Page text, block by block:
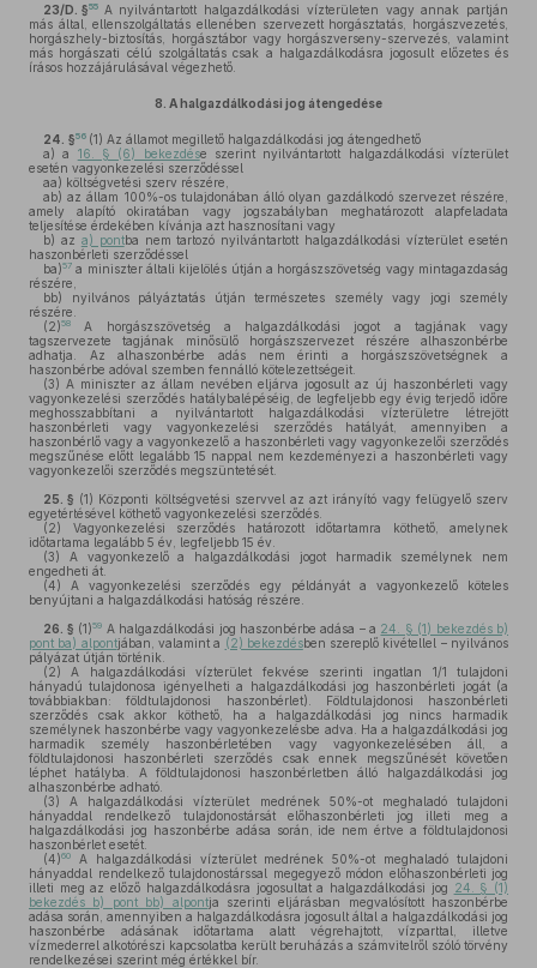
23/D. §55 A nyilvántartott halgazdálkodási vízterületen vagy annak partján
más által, ellenszolgáltatás ellenében szervezett horgásztatás, horgászvezetés,
horgászhely-biztosítás, horgásztábor vagy horgászverseny-szervezés, valamint
más horgászati célú szolgáltatás csak a halgazdálkodásra jogosult előzetes és
írásos hozzájárulásával végezhető.
8. A halgazdálkodási jog átengedése
24. §56 (1) Az államot megillető halgazdálkodási jog átengedhető
a) a 16. § (6) bekezdése szerint nyilvántartott halgazdálkodási vízterület
esetén vagyonkezelési szerződéssel
aa) költségvetési szerv részére,
ab) az állam 100%-os tulajdonában álló olyan gazdálkodó szervezet részére,
amely alapító okiratában vagy jogszabályban meghatározott alapfeladata
teljesítése érdekében kívánja azt hasznosítani vagy
b) az a) pontba nem tartozó nyilvántartott halgazdálkodási vízterület esetén
haszonbérleti szerződéssel
ba)57 a miniszter általi kijelölés útján a horgászszövetség vagy mintagazdaság
részére,
bb) nyilvános pályáztatás útján természetes személy vagy jogi személy
részére.
(2)58
A horgászszövetség a halgazdálkodási jogot a tagjának vagy
tagszervezete tagjának minősülő horgászszervezet részére alhaszonbérbe
adhatja. Az alhaszonbérbe adás nem érinti a horgászszövetségnek a
haszonbérbe adóval szemben fennálló kötelezettségeit.
(3) A miniszter az állam nevében eljárva jogosult az új haszonbérleti vagy
vagyonkezelési szerződés hatálybalépéséig, de legfeljebb egy évig terjedő időre
meghosszabbítani a nyilvántartott halgazdálkodási vízterületre létrejött
haszonbérleti vagy vagyonkezelési szerződés hatályát, amennyiben a
haszonbérlő vagy a vagyonkezelő a haszonbérleti vagy vagyonkezelői szerződés
megszűnése előtt legalább 15 nappal nem kezdeményezi a haszonbérleti vagy
vagyonkezelői szerződés megszüntetését.
25. § (1) Központi költségvetési szervvel az azt irányító vagy felügyelő szerv
egyetértésével köthető vagyonkezelési szerződés.
(2) Vagyonkezelési szerződés határozott időtartamra köthető, amelynek
időtartama legalább 5 év, legfeljebb 15 év.
(3) A vagyonkezelő a halgazdálkodási jogot harmadik személynek nem
engedheti át.
(4) A vagyonkezelési szerződés egy példányát a vagyonkezelő köteles
benyújtani a halgazdálkodási hatóság részére.
26. § (1)59 A halgazdálkodási jog haszonbérbe adása – a 24. § (1) bekezdés b)
pont ba) alpontjában, valamint a (2) bekezdésben szereplő kivétellel – nyilvános
pályázat útján történik.
(2) A halgazdálkodási vízterület fekvése szerinti ingatlan 1/1 tulajdoni
hányadú tulajdonosa igényelheti a halgazdálkodási jog haszonbérleti jogát (a
továbbiakban: földtulajdonosi haszonbérlet). Földtulajdonosi haszonbérleti
szerződés csak akkor köthető, ha a halgazdálkodási jog nincs harmadik
személynek haszonbérbe vagy vagyonkezelésbe adva. Ha a halgazdálkodási jog
harmadik személy haszonbérletében vagy vagyonkezelésében áll, a
földtulajdonosi haszonbérleti szerződés csak ennek megszűnését követően
léphet hatályba. A földtulajdonosi haszonbérletben álló halgazdálkodási jog
alhaszonbérbe adható.
(3) A halgazdálkodási vízterület medrének 50%-ot meghaladó tulajdoni
hányaddal rendelkező tulajdonostársát előhaszonbérleti jog illeti meg a
halgazdálkodási jog haszonbérbe adása során, ide nem értve a földtulajdonosi
haszonbérlet esetét.
(4)60
A halgazdálkodási vízterület medrének 50%-ot meghaladó tulajdoni
hányaddal rendelkező tulajdonostárssal megegyező módon előhaszonbérleti jog
illeti meg az előző halgazdálkodásra jogosultat a halgazdálkodási jog 24. § (1)
bekezdés b) pont bb) alpontja szerinti eljárásban megvalósított haszonbérbe
adása során, amennyiben a halgazdálkodásra jogosult által a halgazdálkodási jog
haszonbérbe adásának időtartama alatt végrehajtott, vízparttal, illetve
vízmederrel alkotórészi kapcsolatba került beruházás a számvitelről szóló törvény
rendelkezései szerint még értékkel bír.